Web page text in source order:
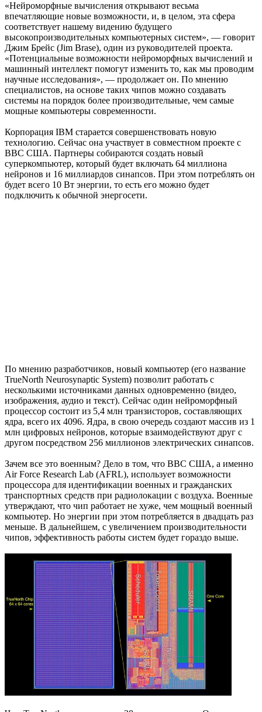
«Нейроморфные вычисления открывают весьма
впечатляющие новые возможности, и, в целом, эта сфера
соответствует нашему видению будущего
высокопроизводительных компьютерных систем», — говорит
Джим Брейс (Jim Brase), один из руководителей проекта.
«Потенциальные возможности нейроморфных вычислений и
машинный интеллект помогут изменить то, как мы проводим
научные исследования», — продолжает он. По мнению
специалистов, на основе таких чипов можно создавать
системы на порядок более производительные, чем самые
мощные компьютеры современности.
Корпорация IBM старается совершенствовать новую
технологию. Сейчас она участвует в совместном проекте с
ВВС США. Партнеры собираются создать новый
суперкомпьютер, который будет включать 64 миллиона
нейронов и 16 миллиардов синапсов. При этом потреблять он
будет всего 10 Вт энергии, то есть его можно будет
подключить к обычной энергосети.
По мнению разработчиков, новый компьютер (его название
TrueNorth Neurosynaptic System) позволит работать с
несколькими источниками данных одновременно (видео,
изображения, аудио и текст). Сейчас один нейроморфный
процессор состоит из 5,4 млн транзисторов, составляющих
ядра, всего их 4096. Ядра, в свою очередь создают массив из 1
млн цифровых нейронов, которые взаимодействуют друг с
другом посредством 256 миллионов электрических синапсов.
Зачем все это военным? Дело в том, что ВВС США, а именно
Air Force Research Lab (AFRL), использует возможности
процессора для идентификации военных и гражданских
транспортных средств при радиолокации с воздуха. Военные
утверждают, что чип работает не хуже, чем мощный военный
компьютер. Но энергии при этом потребляется в двадцать раз
меньше. В дальнейшем, с увеличением производительности
чипов, эффективность работы систем будет гораздо выше.